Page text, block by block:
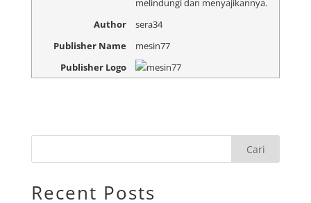
melindungi dan menyajikannya.
Author
sera34
Publisher Name
mesin77
Publisher Logo
Cari
Recent Posts